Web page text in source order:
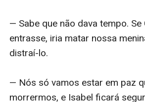
— Sabe que não dava tempo. Se
entrasse, iria matar nossa
distraí-lo.
— Nós só vamos estar em paz
morrermos, e Isabel ficará